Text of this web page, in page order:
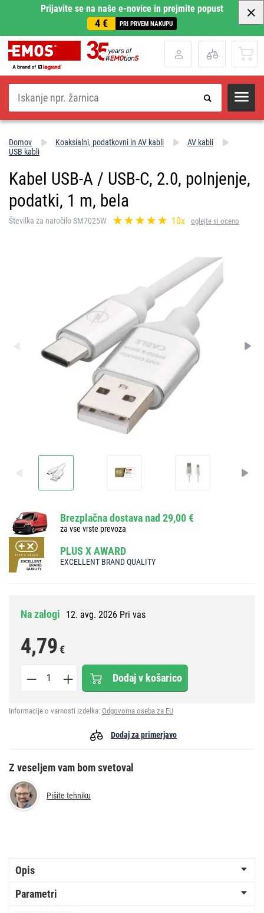
Prijavite se na naše e-novice in prejmite popust
4 € PRI PRVEM NAKUPU
Iskanje
Domov Koaksialni, podatkovni in AV kabli
AV kabli
USB kabli
Kabel USB-A / USB-C, 2.0, polnjenje,
podatki, 1 m, bela
Številka za naročilo SM7025W 10x oglejte si oceno
Brezplačna dostava nad 29,00 €
za vse vrste prevoza
PLUS X AWARD
EXCELLENT BRAND QUALITY
Na zalogi 12. avg. 2026 Pri vas
4,79€
Dodaj v košarico
Informacije o varnosti izdelka: Odgovorna oseba za EU
Dodaj za primerjavo
Z veseljem vam bom svetoval
Pišite tehniku
Opis
Parametri